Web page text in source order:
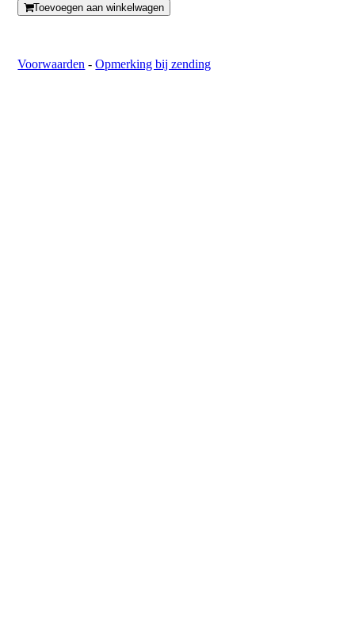
Toevoegen aan winkelwagen
Voorwaarden -Opmerking bij zending